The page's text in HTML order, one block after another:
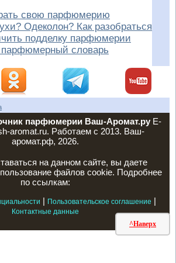
^Наверх
свою парфюмерию
Одеколон? Как разобраться
подделку парфюмерии
парфюмерный словарь
парфюмерии Ваш-Аромат.руE-
aromat.ru. Работаем с 2013. Ваш-
аромат.рф, 2026.
на данном сайте, вы даете
файлов cookie. Подробнее
по ссылкам:
Пользовательское соглашение
Контактные данные